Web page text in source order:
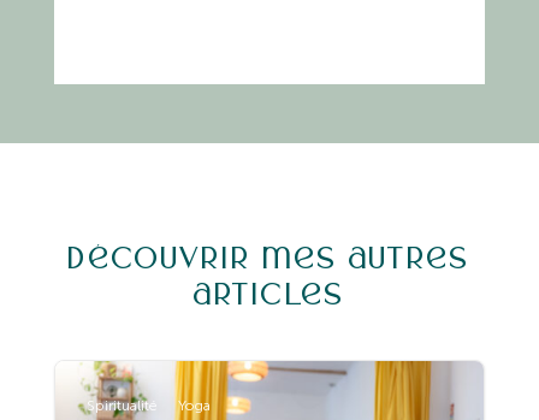
Découvrir mes autres
articles
Spiritualité Yoga